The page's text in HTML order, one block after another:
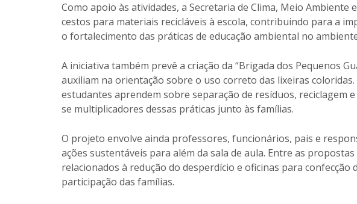
Como apoio às atividades, a Secretaria de Clima, Meio Ambiente
cestos para materiais recicláveis à escola, contribuindo para a
o fortalecimento das práticas de educação ambiental no
A iniciativa também prevê a criação da “Brigada dos Pequenos
auxiliam na orientação sobre o uso correto das lixeiras
estudantes aprendem sobre separação de resíduos, reciclagem
se multiplicadores dessas práticas junto às famílias.
O projeto envolve ainda professores, funcionários, pais e
ações sustentáveis para além da sala de aula. Entre as
relacionados à redução do desperdício e oficinas para confecção
participação das famílias.